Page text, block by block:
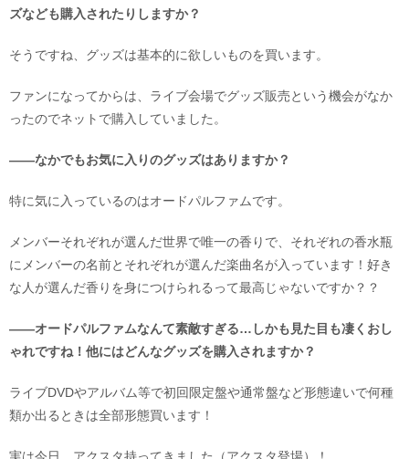
ズなども購入されたりしますか？
そうですね、グッズは基本的に欲しいものを買います。
ファンになってからは、ライブ会場でグッズ販売という機会がなか
ったのでネットで購入していました。
――なかでもお気に入りのグッズはありますか？
特に気に入っているのはオードパルファムです。
メンバーそれぞれが選んだ世界で唯一の香りで、それぞれの香水瓶
にメンバーの名前とそれぞれが選んだ楽曲名が入っています！好き
な人が選んだ香りを身につけられるって最高じゃないですか？？
――オードパルファムなんて素敵すぎる…しかも見た目も凄くおし
ゃれですね！他にはどんなグッズを購入されますか？
ライブDVDやアルバム等で初回限定盤や通常盤など形態違いで何種
類か出るときは全部形態買います！